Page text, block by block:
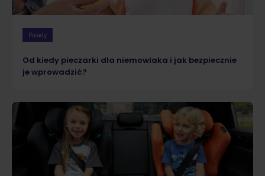
Porady
Od kiedy pieczarki dla niemowlaka i jak bezpiecznie
je wprowadzić?